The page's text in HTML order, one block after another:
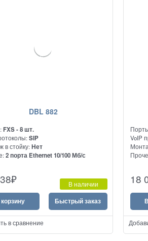
DBL 882
FXS - 8 шт.
SIP
в стойку:Нет
2 порта Ethernet 10/100 Мб/с
имеет встроенный
1 x 10/100 Eth (WAN), 1 x
Eth (LAN), 8 порта FXS
₽ В наличии
Быстрый заказ
в сравнение
VoIP
18